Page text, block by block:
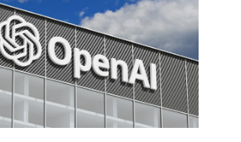
ЗАДАЧИ
ПО
РАЗВИТИЮ
ЭКОСИСТЕМЫ
ИСКУССТВЕННОГО
ИНТЕЛЛЕКТА